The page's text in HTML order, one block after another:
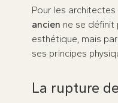
Pour les
ancien ne se définit
esthétique, mais
ses principes
La rupture